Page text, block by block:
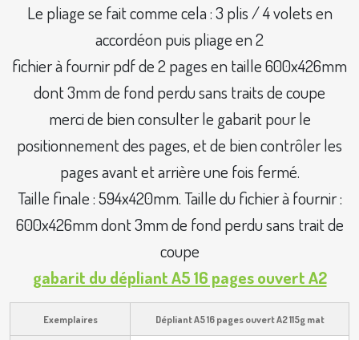
Le pliage se fait comme cela : 3 plis / 4 volets en
accordéon puis pliage en 2
fichier à fournir pdf de 2 pages en taille 600x426mm
dont 3mm de fond perdu sans traits de coupe
merci de bien consulter le gabarit pour le
positionnement des pages, et de bien contrôler les
pages avant et arrière une fois fermé.
Taille finale : 594x420mm. Taille du fichier à fournir :
600x426mm dont 3mm de fond perdu sans trait de
coupe
gabarit du dépliant A5 16 pages ouvert A2
Exemplaires Dépliant A5 16 pages ouvert A2 115g mat